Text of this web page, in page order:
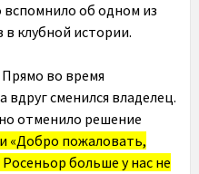
вспомнило об одном из
клубной истории.
во время
вдруг сменился владелец.
отменило решение
«Добро пожаловать,
больше у нас не